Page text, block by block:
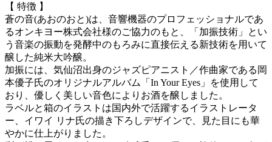
【 特徴 】
蒼の音(あおのおと)は、音響機器のプロフェッショナルであ
るオンキヨー株式会社様のご協力のもと、「加振技術」とい
う音楽の振動を発酵中のもろみに直接伝える新技術を用いて
醸した純米大吟醸。
加振には、気仙沼出身のジャズピアニスト／作曲家である岡
本優子氏のオリジナルアルバム「In Your Eyes」を使用して
おり、優しく美しい音色によりお酒を醸しました。
ラベルと箱のイラストは国内外で活躍するイラストレータ
ー、イワイ リナ氏の描き下ろしデザインで、見た目にも華
やかに仕上がりました。